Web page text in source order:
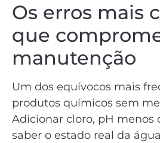
Os erros mais
que
manutenção
Um dos equívocos mais
produtos químicos sem
Adicionar cloro, pH menos
saber o estado real da